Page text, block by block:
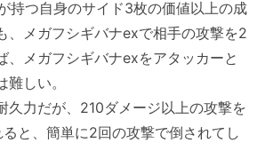
持つ自身のサイド3枚の価値以上の成
、メガフシギバナexで相手の攻撃を2
、メガフシギバナexをアタッカーと
しい。
久力だが、210ダメージ以上の攻撃を
と、簡単に2回の攻撃で倒されてし